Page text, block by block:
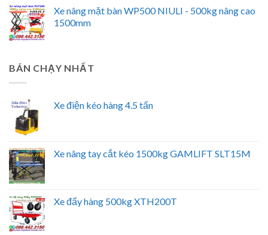
Xe nâng mặt bàn WP500 NIULI - 500kg nâng cao
1500mm
BÁN CHẠY NHẤT
Xe điện kéo hàng 4.5 tấn
Xe nâng tay cắt kéo 1500kg GAMLIFT SLT15M
Xe đẩy hàng 500kg XTH200T